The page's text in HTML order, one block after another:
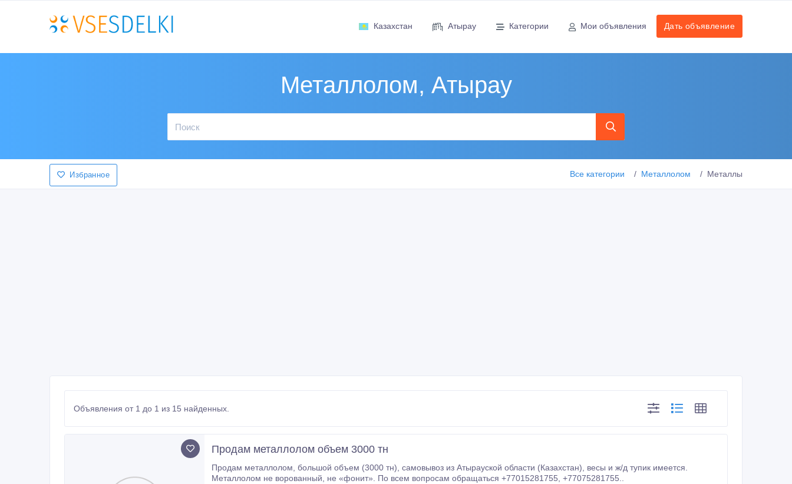
Казахстан Атырау Категории Мои объявления Дать объявление
Металлолом, Атырау
Избранное Все категории Металлолом Металлы
Объявления от 1 до 1 из 15 найденных.
Продам металлолом объем 3000 тн
Продам металлолом, большой объем (3000 тн), самовывоз из Атырауской области (Казахстан), весы и ж/д тупик имеется.
Металлолом не ворованный, не «фонит». По всем вопросам обращаться +77015281755, +77075281755..